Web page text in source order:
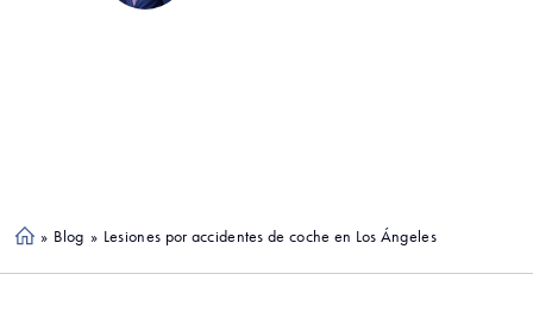
Ho » Blog » Lesiones por accidentes de coche en Los Ángeles